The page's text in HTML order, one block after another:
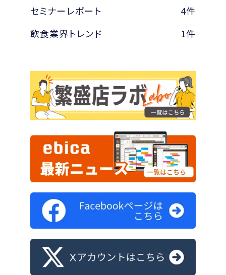
セミナーレポート
4件
飲食業界トレンド
1件